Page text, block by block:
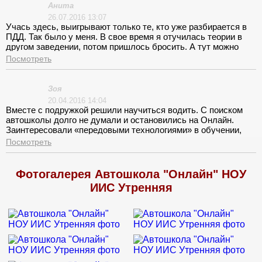
Анита
26.07.2016 13:07
Учась здесь, выигрывают только те, кто уже разбирается в
ПДД. Так было у меня. В свое время я отучилась теории в
другом заведении, потом пришлось бросить. А тут можно
быстро пройти курс ПДД и практики, и пойти сдать на права.
У меня получилось.
Посмотреть
Зоя
20.04.2016 14:04
Вместе с подружкой решили научиться водить. С поиском
автошколы долго не думали и остановились на Онлайн.
Заинтересовали «передовыми технологиями» в обучении,
захотелось узнать, как это. Думаю, что все занятия нечем не
выделялись от занятий в других автошколах. Единственное
класс всем новым, начиная от плакатов и заканчивая
автотренажерами. Машинки тоже не подкачали чистенькие и
достаточно новенькие.
Посмотреть
Фотогалерея Автошкола "Онлайн" НОУ
ИИС Утренняя